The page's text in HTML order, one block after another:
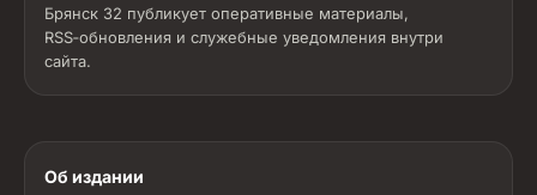
Брянск 32 публикует оперативные материалы,
RSS‑обновления и служебные уведомления внутри
сайта.
Об издании